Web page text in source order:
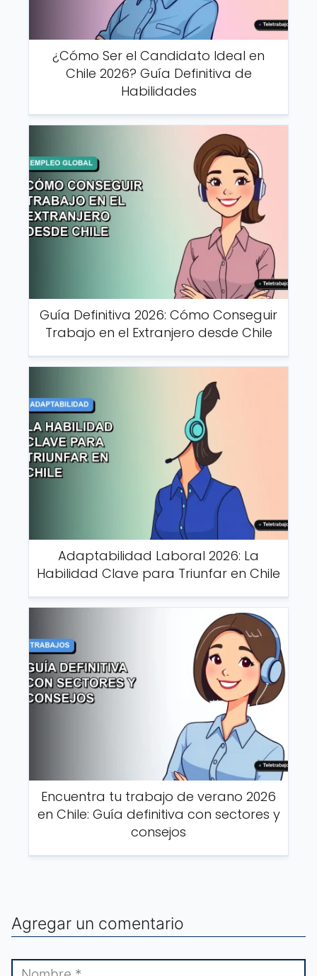
¿Cómo Ser el Candidato Ideal en
Chile 2026? Guía Definitiva de
Habilidades
Guía Definitiva 2026: Cómo Conseguir
Trabajo en el Extranjero desde Chile
Adaptabilidad Laboral 2026: La
Habilidad Clave para Triunfar en Chile
Encuentra tu trabajo de verano 2026
en Chile: Guía definitiva con sectores y
consejos
Agregar un comentario